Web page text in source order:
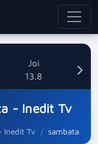
Joi
13.8
- Inedit Tv
Inedit Tv sambata